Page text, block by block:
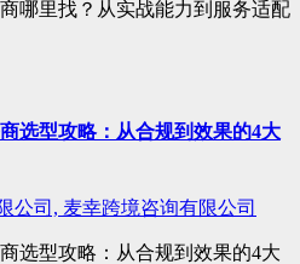
哪里找？从实战能力到服务适配
选型攻略：从合规到效果的4大
公司, 麦幸跨境咨询有限公司
选型攻略：从合规到效果的4大